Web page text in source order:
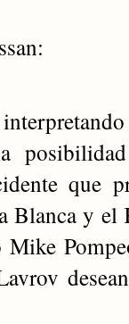
que
Blanca y
Mike